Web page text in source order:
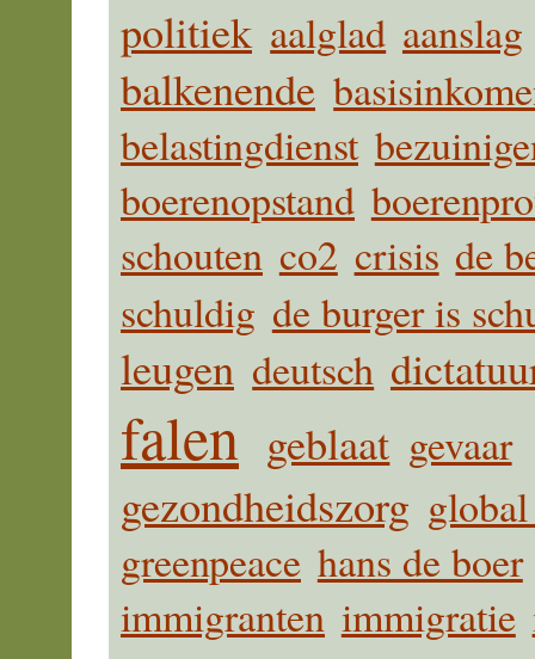
politiek aalglad aanslag
balkenende
belastingdienst
boerenopstand
schouten co2 crisis de
schuldig de burger is
leugen deutsch
falen geblaat gevaar
gezondheidszorg
greenpeace hans de boer
immigranten immigratie